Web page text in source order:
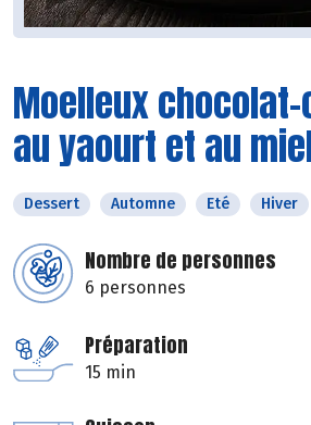
Moelleux
au yaourt et au
Dessert Automne Eté Hiver
Nombre de personnes
6 personnes
Préparation
15 min